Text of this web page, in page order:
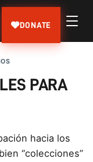
DONATE
PARA
hacia los
“colecciones”